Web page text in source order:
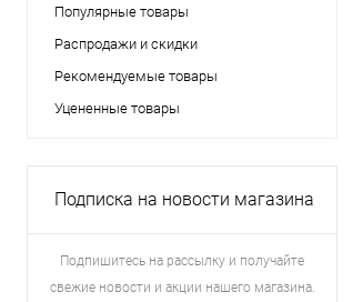
Популярные товары
Распродажи и скидки
Рекомендуемые товары
Уцененные товары
Подписка на новости магазина
Подпишитесь на рассылку и получайте
свежие новости и акции нашего магазина.